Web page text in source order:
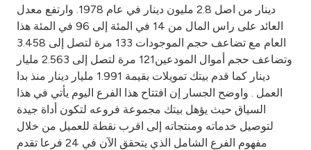
دينار من اصل 2.8 مليون دينار في عام 1978. وارتفع معدل
العائد على راس المال من 14 في المئة إلى 96 في المئة هذا
العام مع تضاعف حجم الموجودات 133 مرة لتصل إلى 3.458
وتضاعف حجم أموال المودعين121 مرة لتصل إلى 2.563 مليار
دينار كما قدم بيتك تمويلات بقيمة 1.991 مليار دينار منذ بدا
العمل . واوضح الجسار إن افتتاح هذا الفرع اليوم يأتي في هذا
السياق حيث يؤهل بيتك مجموعة فروعه لتكون أداة جيدة
لتوصيل خدماته ومنتجاته إلى اقرب نقطة للعميل من خلال
مفهوم الفرع الشامل الذي يتحقق الآن في 24 فرعا تقدم